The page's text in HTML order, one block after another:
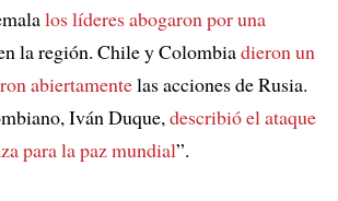
los líderes abogaron por una
la región. Chile y Colombiadieron un
abiertamentelas acciones de Rusia.
Iván Duque,describió el ataque
para la paz mundial”.